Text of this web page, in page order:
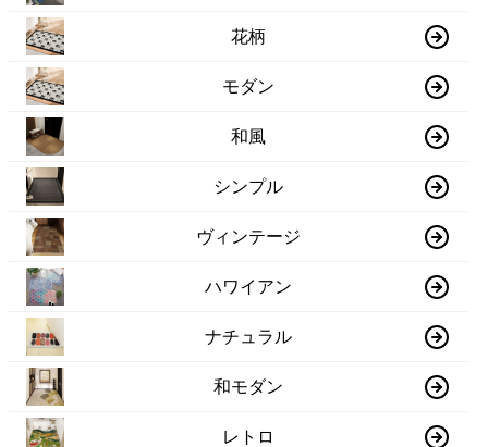
花柄
モダン
和風
シンプル
ヴィンテージ
ハワイアン
ナチュラル
和モダン
レトロ